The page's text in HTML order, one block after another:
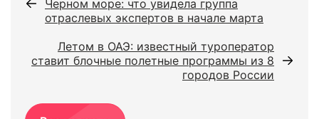
Черном море: что увидела группа
отраслевых экспертов в начале марта
Летом в ОАЭ: известный туроператор
ставит блочные полетные программы из 8
городов России